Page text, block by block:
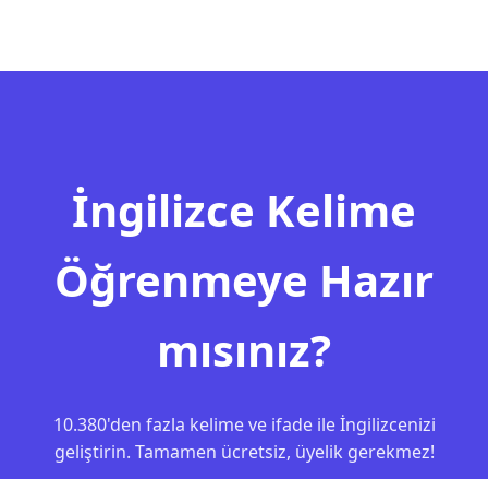
İngilizce Kelime
Öğrenmeye Hazır
mısınız?
10.380'den fazla kelime ve ifade ile İngilizcenizi
geliştirin. Tamamen ücretsiz, üyelik gerekmez!